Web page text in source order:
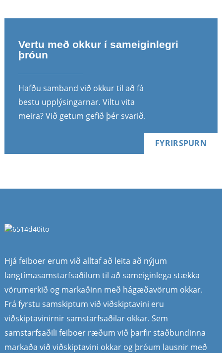
Vertu með okkur í sameiginlegri
þróun
Hafðu samband við okkur til að fá
bestu upplýsingarnar. Viltu vita
meira? Við getum gefið þér svarið.
FYRIRSPURN
Hjá feiboer erum við alltaf að leita að nýjum
langtímasamstarfsaðilum til að sameiginlega stækka
vörumerkið og markaðinn með hágæðavörum okkar.
Frá fyrstu samskiptum við viðskiptavini eru
viðskiptavinirnir samstarfsaðilar okkar. Sem
samstarfsaðili feiboer ræðum við þarfir staðbundinna
markaða við viðskiptavini okkar og þróum lausnir með